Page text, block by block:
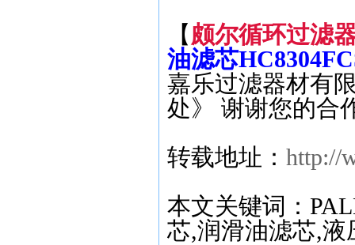
【颇尔循环过滤
油滤芯
嘉乐过滤器材有
处》 谢谢您的合
转载地址： http://
本文关键词：
芯,润滑油滤芯,液